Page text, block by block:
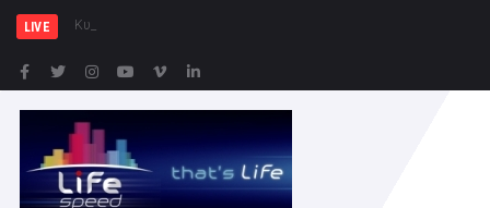
LIVE Κυρ. Μητσοτάκης: Η χώρα